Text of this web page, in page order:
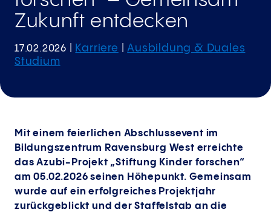
Zukunft entdecken
17.02.2026 Karriere |Ausbildung & Duales
Studium
Mit einem feierlichen Abschlussevent im
Bildungszentrum Ravensburg West erreichte
das Azubi-Projekt „Stiftung Kinder forschen“
am 05.02.2026 seinen Höhepunkt. Gemeinsam
wurde auf ein erfolgreiches Projektjahr
zurückgeblickt und der Staffelstab an die